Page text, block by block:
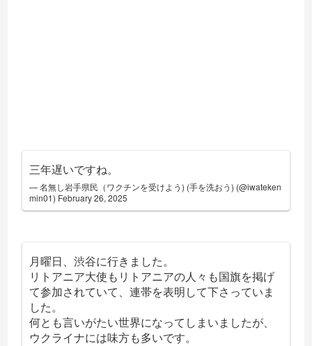
三年遅いですね。
— 名無し岩手県民（ワクチンを受けよう) (手を洗おう) (@iwateken
min01) February 26, 2025
月曜日、渋谷に行きました。
リトアニア大使もリトアニアの人々も国旗を掲げ
て参加されていて、連帯を表明して下さっていま
した。
何とも言いがたい世界になってしまいましたが、
ウクライナには味方も多いです。